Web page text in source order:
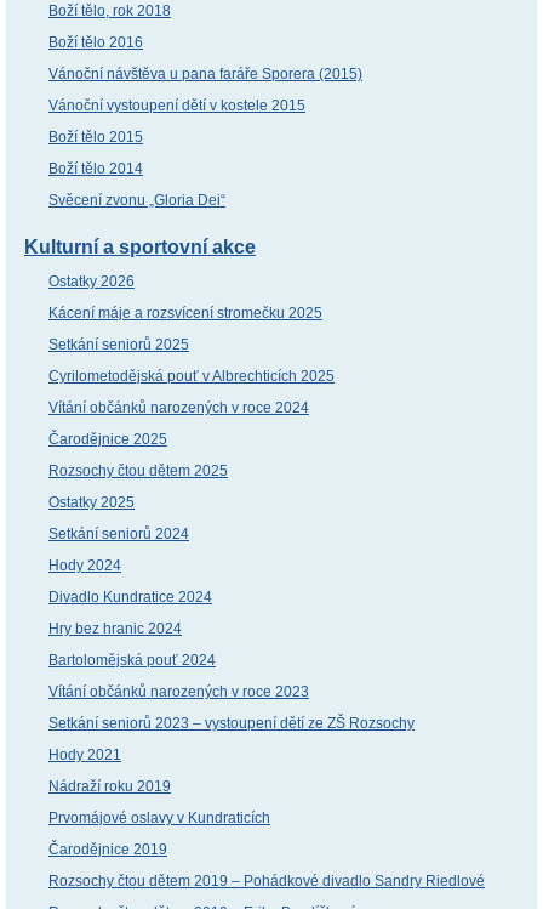
Boží tělo, rok 2018
Boží tělo 2016
Vánoční návštěva u pana faráře Sporera (2015)
Vánoční vystoupení dětí v kostele 2015
Boží tělo 2015
Boží tělo 2014
Svěcení zvonu „Gloria Dei“
Kulturní a sportovní akce
Ostatky 2026
Kácení máje a rozsvícení stromečku 2025
Setkání seniorů 2025
Cyrilometodějská pouť v Albrechticích 2025
Vítání občánků narozených v roce 2024
Čarodějnice 2025
Rozsochy čtou dětem 2025
Ostatky 2025
Setkání seniorů 2024
Hody 2024
Divadlo Kundratice 2024
Hry bez hranic 2024
Bartolomějská pouť 2024
Vítání občánků narozených v roce 2023
Setkání seniorů 2023 – vystoupení dětí ze ZŠ Rozsochy
Hody 2021
Nádraží roku 2019
Prvomájové oslavy v Kundraticích
Čarodějnice 2019
Rozsochy čtou dětem 2019 – Pohádkové divadlo Sandry Riedlové